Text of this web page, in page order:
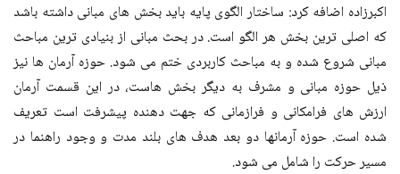
اکبرزاده اضافه کرد: ساختار الگوی پایه باید بخش های مبانی داشته باشد
که اصلی ترین بخش هر الگو است. در بحث مبانی از بنیادی ترین مباحث
مبانی شروع شده و به مباحث کاربردی ختم می شود. حوزه آرمان ها نیز
ذیل حوزه مبانی و مشرف به دیگر بخش هاست، در این قسمت آرمان
ارزش های فرامکانی و فرازمانی که جهت دهنده پیشرفت است تعریف
شده است. حوزه آرمانها دو بعد هدف های بلند مدت و وجود راهنما در
مسیر حرکت را شامل می شود.